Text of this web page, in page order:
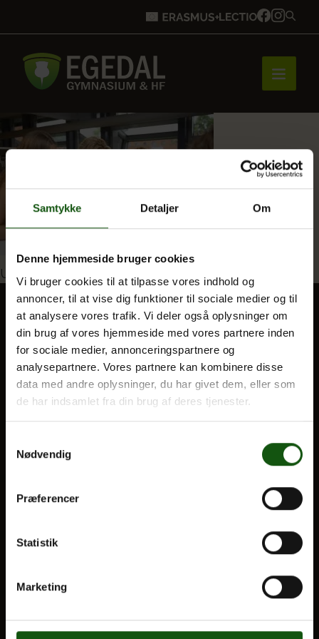
Samtykke Detaljer Om
Denne hjemmeside bruger cookies
Vi bruger cookies til at tilpasse vores indhold og
annoncer, til at vise dig funktioner til sociale medier og til
at analysere vores trafik. Vi deler også oplysninger om
din brug af vores hjemmeside med vores partnere inden
for sociale medier, annonceringspartnere og
analysepartnere. Vores partnere kan kombinere disse
data med andre oplysninger, du har givet dem, eller som
de har indsamlet fra din brug af deres tjenester.
Nødvendig
Præferencer
Statistik
Marketing
Forside
Bliv elev
Vores uddannelser
Om E.G.
Indlægsnavigation
Udgivet i
BLIV ELEV
Til forældre
VORES UDDANNELSER
Alle fag og valgfag